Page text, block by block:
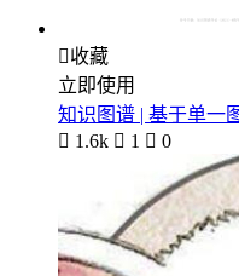
收藏
立即使用
知识图谱 | 基于单一
 1.6k  1  0